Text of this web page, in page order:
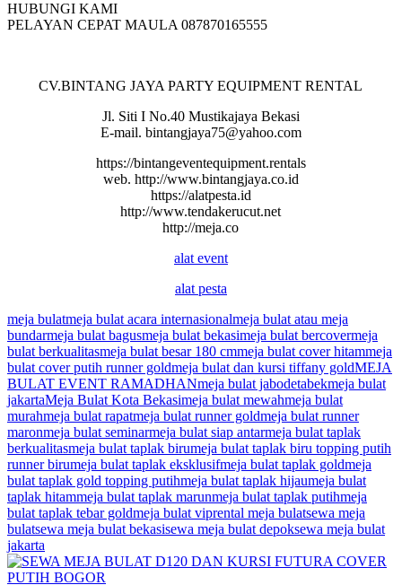
HUBUNGI KAMI
PELAYAN CEPAT MAULA 087870165555
CV.BINTANG JAYA PARTY EQUIPMENT RENTAL
Jl. Siti I No.40 Mustikajaya Bekasi
E-mail. bintangjaya75@yahoo.com
https://bintangeventequipment.rentals
web. http://www.bintangjaya.co.id
https://alatpesta.id
http://www.tendakerucut.net
http://meja.co
alat event
alat pesta
meja bulatmeja bulat acara internasionalmeja bulat atau meja
bundarmeja bulat bagusmeja bulat bekasimeja bulat bercovermeja
bulat berkualitasmeja bulat besar 180 cmmeja bulat cover hitammeja
bulat cover putih runner goldmeja bulat dan kursi tiffany goldMEJA
BULAT EVENT RAMADHANmeja bulat jabodetabekmeja bulat
jakartaMeja Bulat Kota Bekasimeja bulat mewahmeja bulat
murahmeja bulat rapatmeja bulat runner goldmeja bulat runner
maronmeja bulat seminarmeja bulat siap antarmeja bulat taplak
berkualitasmeja bulat taplak birumeja bulat taplak biru topping putih
runner birumeja bulat taplak eksklusifmeja bulat taplak goldmeja
bulat taplak gold topping putihmeja bulat taplak hijaumeja bulat
taplak hitammeja bulat taplak marunmeja bulat taplak putihmeja
bulat taplak tebar goldmeja bulat viprental meja bulatsewa meja
bulatsewa meja bulat bekasisewa meja bulat depoksewa meja bulat
jakarta